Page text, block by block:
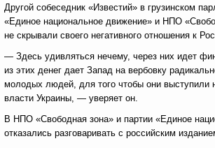
Другой собеседник «Известий» в грузинском
«Единое национальное движение» и НПО
не скрывали своего негативного отношения к
— Здесь удивляться нечему, через них идет
из этих денег дает Запад на вербовку
молодых людей, для того чтобы они выступили
власти Украины, — уверяет он.
В НПО «Свободная зона» и партии «Единое
отказались разговаривать с российским